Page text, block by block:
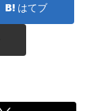
はてブ